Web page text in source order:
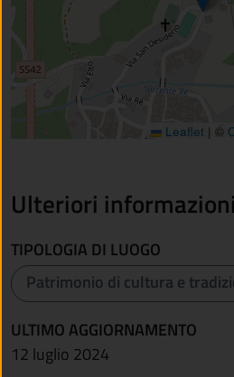
Leaflet | ©
Ulteriori informazioni
TIPOLOGIA DI LUOGO
Patrimonio di cultura e
ULTIMO AGGIORNAMENTO
12 luglio 2024